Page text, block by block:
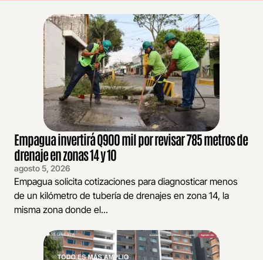
Empagua invertirá Q900 mil por revisar 785 metros de
drenaje en zonas 14 y 10
agosto 5, 2026
Empagua solicita cotizaciones para diagnosticar menos
de un kilómetro de tubería de drenajes en zona 14, la
misma zona donde el...